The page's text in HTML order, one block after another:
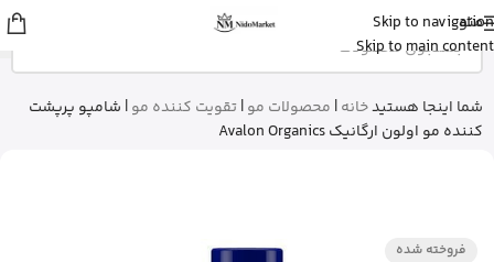
Skip to navigation
Skip to main content
منو
شما اینجا هستیدخانه| محصولات مو|تقویت کننده مو| شامپو پرپشت
کننده مو اولون ارگانیک Avalon Organics
فروخته شده
مهرنوشاز تهران
کلروفیل مایع ناو نعنایی رو خرید کرد